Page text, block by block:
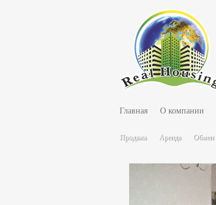
Главная О компании
Продажа Аренда Обмен